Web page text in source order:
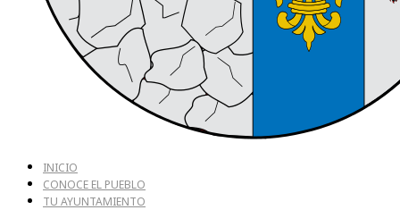
INICIO
CONOCE EL PUEBLO
TU AYUNTAMIENTO